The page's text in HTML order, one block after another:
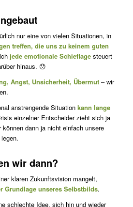
nur eine von vielen Situationen, in
treffen, die uns zu keinem guten
jede emotionale Schieflagesteuert
hinaus. 😯
Angst, Unsicherheit, Übermut– wir
anstrengende Situation kann lange
einzelner Entscheider zieht sich ja
dann ja nicht einfach unsere
wir dann?
klaren Zukunftsvision mangelt,
Grundlage unseres Selbstbilds.
schlechte Idee, sich hin und wieder